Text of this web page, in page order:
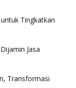
Tingkatkan
Jasa
Transformasi